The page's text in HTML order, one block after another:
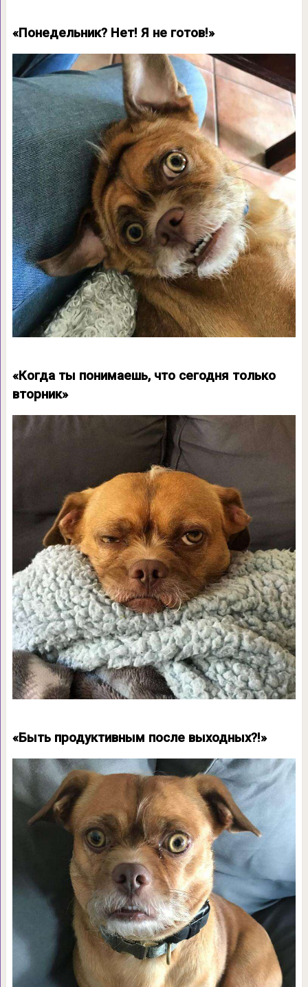
«Понедельник? Нет! Я не готов!»
«Когда ты понимаешь, что сегодня только
вторник»
«Быть продуктивным после выходных?!»